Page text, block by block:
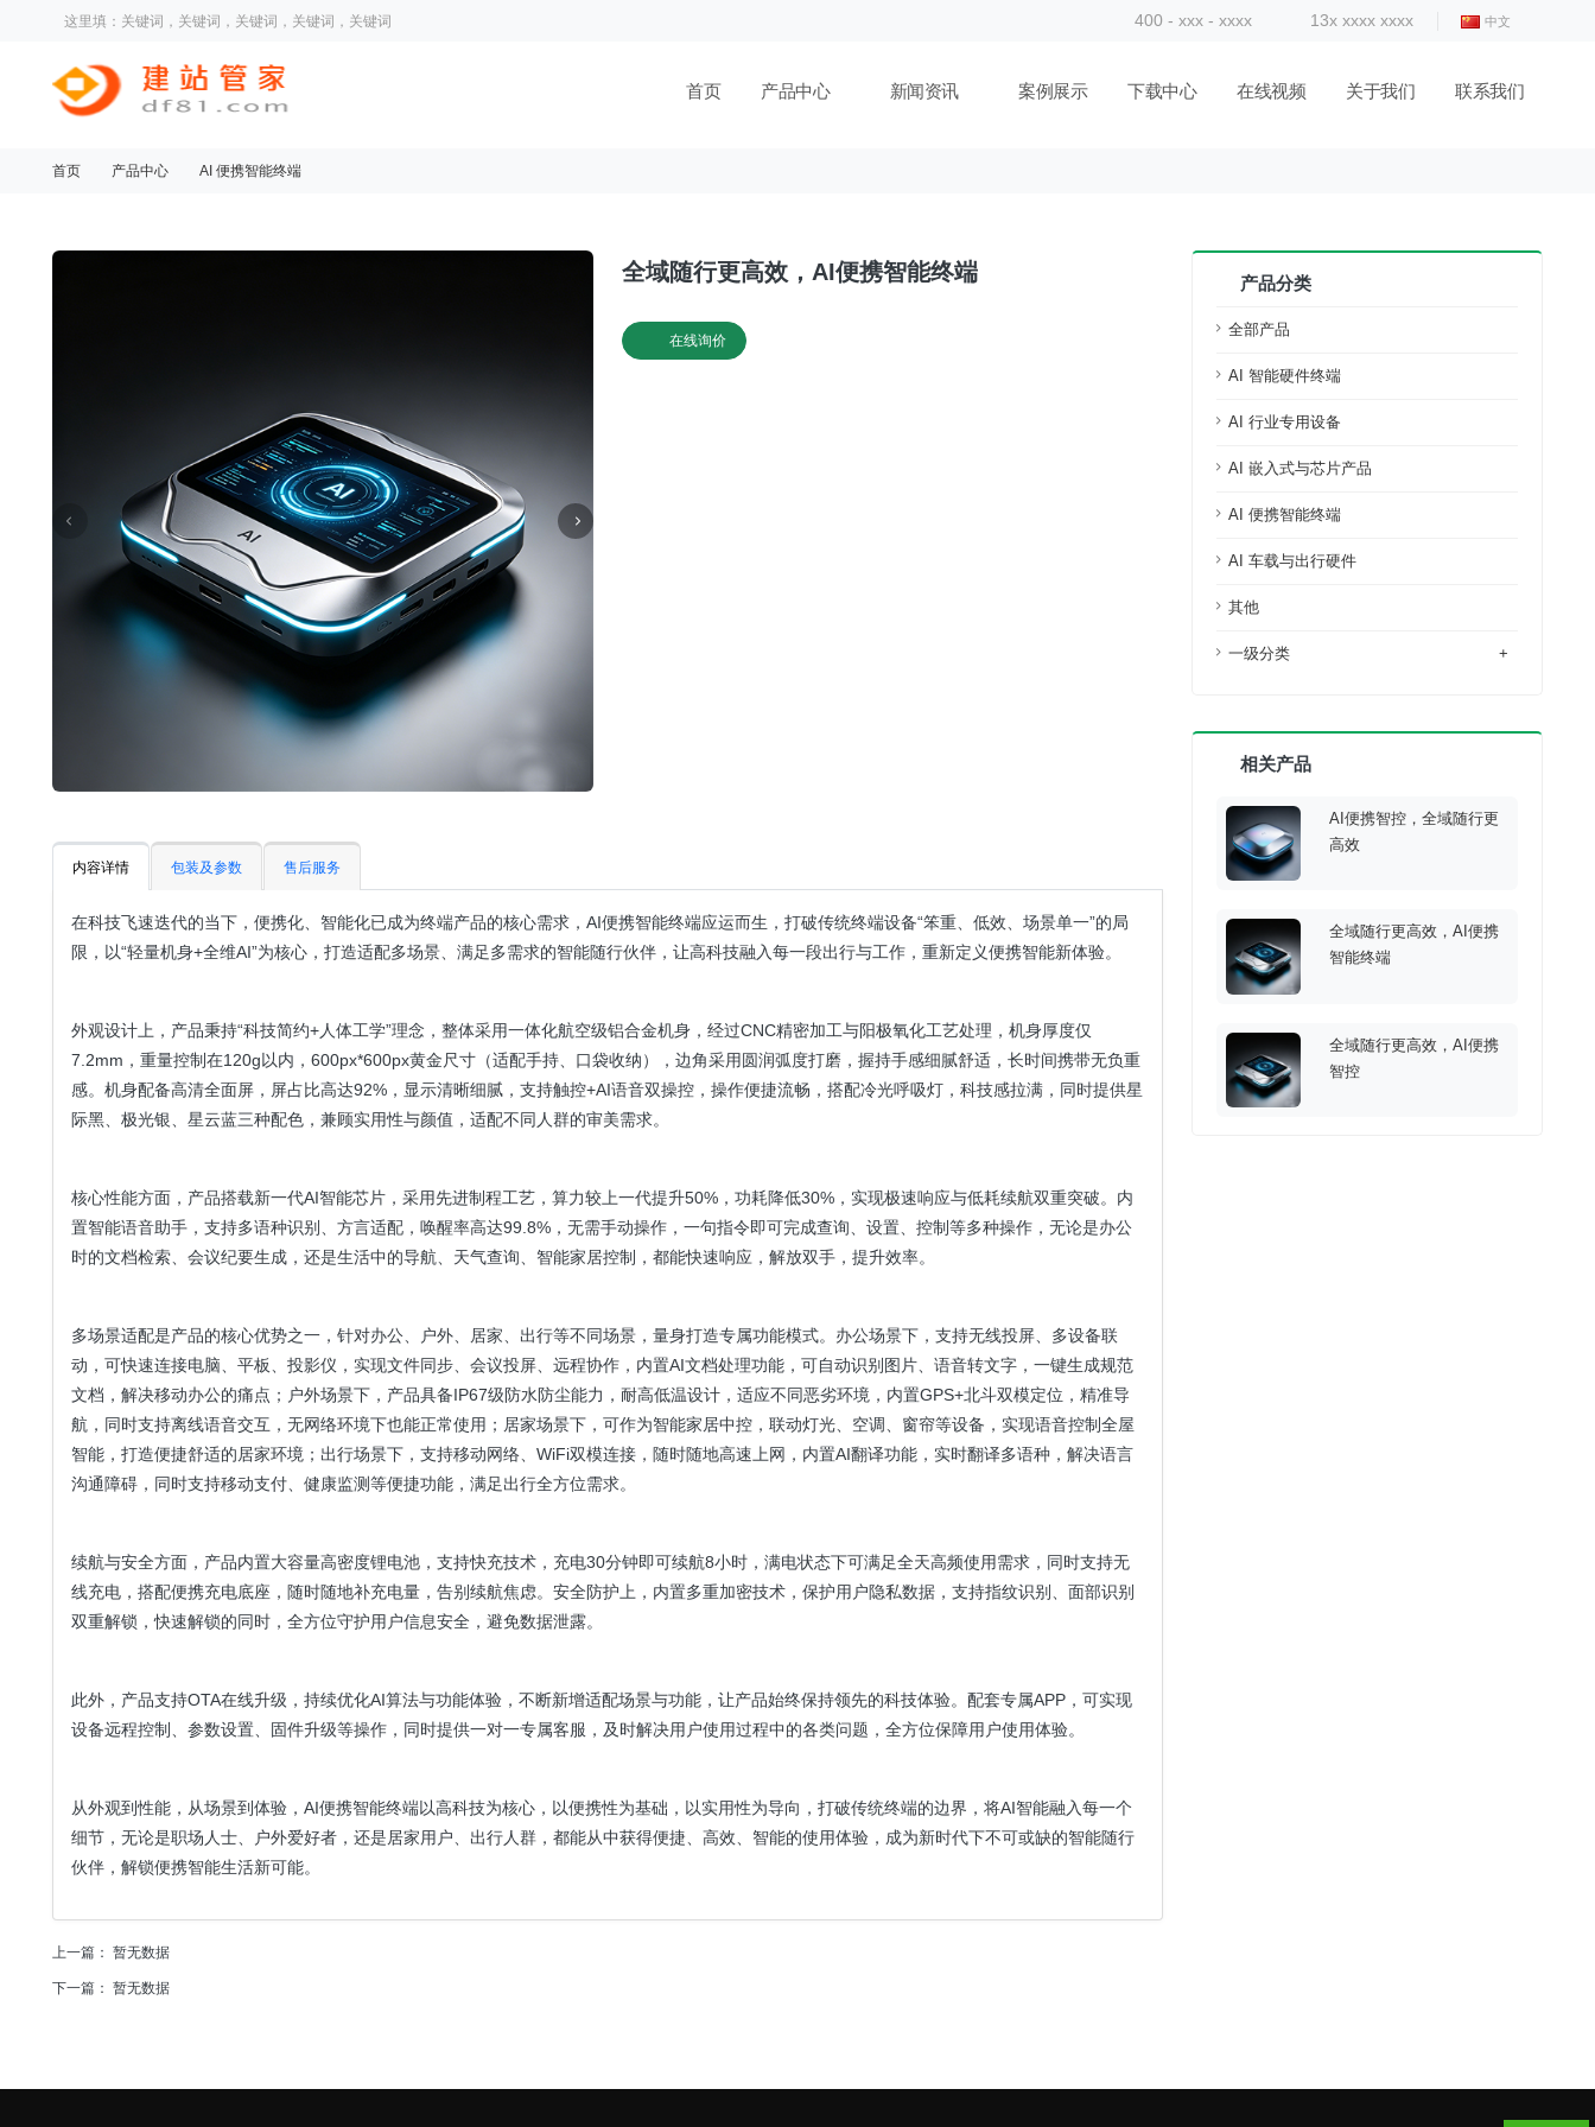
这里填：关键词，关键词，关键词，关键词，关键词 400 - xxx - xxxx 13x xxxx xxxx 中文
首页 产品中心 新闻资讯 案例展示 下载中心 在线视频 关于我们 联系我们
首页 产品中心 AI 便携智能终端
全域随行更高效，AI便携智能终端
在线询价
内容详情 包装及参数 售后服务
在科技飞速迭代的当下，便携化、智能化已成为终端产品的核心需求，AI便携智能终端应运而生，打破传统终端设备“笨重、低效、场景单一”的局
限，以“轻量机身+全维AI”为核心，打造适配多场景、满足多需求的智能随行伙伴，让高科技融入每一段出行与工作，重新定义便携智能新体验。
外观设计上，产品秉持“科技简约+人体工学”理念，整体采用一体化航空级铝合金机身，经过CNC精密加工与阳极氧化工艺处理，机身厚度仅
7.2mm，重量控制在120g以内，600px*600px黄金尺寸（适配手持、口袋收纳），边角采用圆润弧度打磨，握持手感细腻舒适，长时间携带无负重
感。机身配备高清全面屏，屏占比高达92%，显示清晰细腻，支持触控+AI语音双操控，操作便捷流畅，搭配冷光呼吸灯，科技感拉满，同时提供星
际黑、极光银、星云蓝三种配色，兼顾实用性与颜值，适配不同人群的审美需求。
核心性能方面，产品搭载新一代AI智能芯片，采用先进制程工艺，算力较上一代提升50%，功耗降低30%，实现极速响应与低耗续航双重突破。内
置智能语音助手，支持多语种识别、方言适配，唤醒率高达99.8%，无需手动操作，一句指令即可完成查询、设置、控制等多种操作，无论是办公
时的文档检索、会议纪要生成，还是生活中的导航、天气查询、智能家居控制，都能快速响应，解放双手，提升效率。
多场景适配是产品的核心优势之一，针对办公、户外、居家、出行等不同场景，量身打造专属功能模式。办公场景下，支持无线投屏、多设备联
动，可快速连接电脑、平板、投影仪，实现文件同步、会议投屏、远程协作，内置AI文档处理功能，可自动识别图片、语音转文字，一键生成规范
文档，解决移动办公的痛点；户外场景下，产品具备IP67级防水防尘能力，耐高低温设计，适应不同恶劣环境，内置GPS+北斗双模定位，精准导
航，同时支持离线语音交互，无网络环境下也能正常使用；居家场景下，可作为智能家居中控，联动灯光、空调、窗帘等设备，实现语音控制全屋
智能，打造便捷舒适的居家环境；出行场景下，支持移动网络、WiFi双模连接，随时随地高速上网，内置AI翻译功能，实时翻译多语种，解决语言
沟通障碍，同时支持移动支付、健康监测等便捷功能，满足出行全方位需求。
续航与安全方面，产品内置大容量高密度锂电池，支持快充技术，充电30分钟即可续航8小时，满电状态下可满足全天高频使用需求，同时支持无
线充电，搭配便携充电底座，随时随地补充电量，告别续航焦虑。安全防护上，内置多重加密技术，保护用户隐私数据，支持指纹识别、面部识别
双重解锁，快速解锁的同时，全方位守护用户信息安全，避免数据泄露。
此外，产品支持OTA在线升级，持续优化AI算法与功能体验，不断新增适配场景与功能，让产品始终保持领先的科技体验。配套专属APP，可实现
设备远程控制、参数设置、固件升级等操作，同时提供一对一专属客服，及时解决用户使用过程中的各类问题，全方位保障用户使用体验。
从外观到性能，从场景到体验，AI便携智能终端以高科技为核心，以便携性为基础，以实用性为导向，打破传统终端的边界，将AI智能融入每一个
细节，无论是职场人士、户外爱好者，还是居家用户、出行人群，都能从中获得便捷、高效、智能的使用体验，成为新时代下不可或缺的智能随行
伙伴，解锁便携智能生活新可能。
上一篇： 暂无数据
下一篇： 暂无数据
产品分类
全部产品
AI 智能硬件终端
AI 行业专用设备
AI 嵌入式与芯片产品
AI 便携智能终端
AI 车载与出行硬件
其他
一级分类 +
相关产品
AI便携智控，全域随行更
高效
全域随行更高效，AI便携
智能终端
全域随行更高效，AI便携
智控